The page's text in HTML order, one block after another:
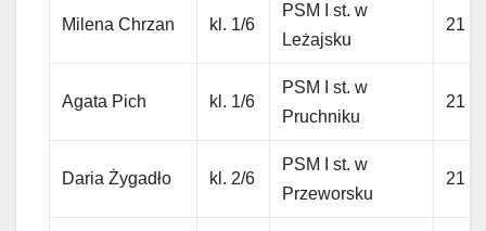
Milena Chrzan kl. 1/6
PSM I st. w
Leżajsku
21
Agata Pich kl. 1/6
PSM I st. w
Pruchniku
21
Daria Żygadło kl. 2/6
PSM I st. w
Przeworsku
21